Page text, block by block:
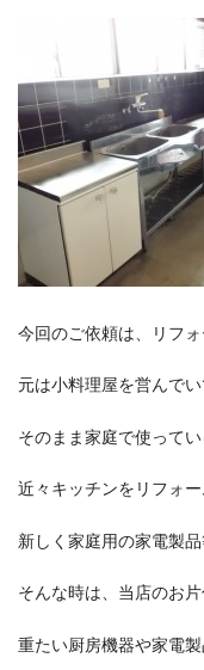
今回のご依頼は、リフ
元は小料理屋を営んで
そのまま家庭で使って
近々キッチンをリフォ
新しく家庭用の家電製
そんな時は、当店のお
重たい厨房機器や家電